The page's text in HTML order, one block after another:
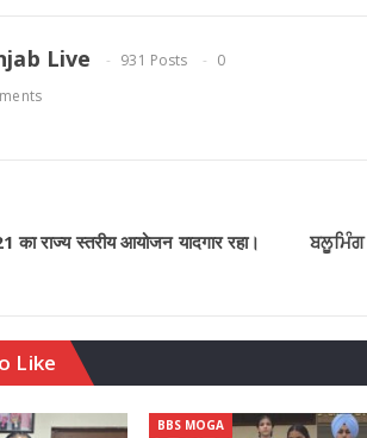
Live 931 Posts
0
का राज्य स्तरीय आयोजन यादगार रहा।
Like
BBS MOGA